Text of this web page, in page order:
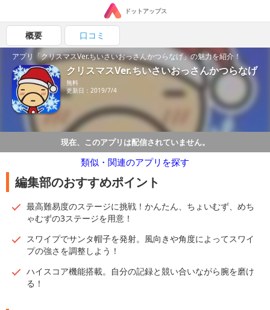
ドットアップス
概要 口コミ
アプリ「クリスマスVer.ちいさいおっさんかつらなげ」の魅力を紹介！
クリスマスVer.ちいさいおっさんかつらなげ
無料
更新日：2019/7/4
現在、このアプリは配信されていません。
類似・関連のアプリを探す
編集部のおすすめポイント
最高難易度のステージに挑戦！かんたん、ちょいむず、めち
ゃむずの3ステージを用意！
スワイプでサンタ帽子を発射。風向きや角度によってスワイ
プの強さを調整しよう！
ハイスコア機能搭載。自分の記録と競い合いながら腕を磨け
る！